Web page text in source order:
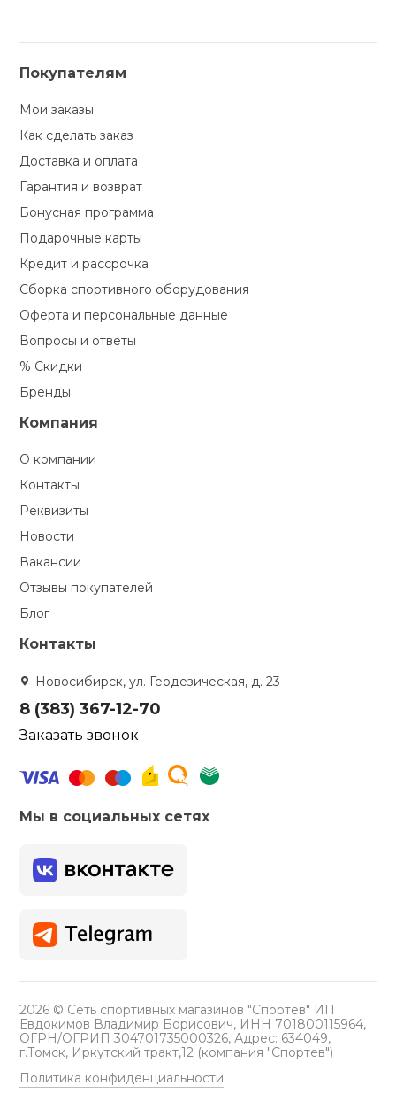
Покупателям
Мои заказы
Как сделать заказ
Доставка и оплата
Гарантия и возврат
Бонусная программа
Подарочные карты
Кредит и рассрочка
Сборка спортивного оборудования
Оферта и персональные данные
Вопросы и ответы
% Скидки
Бренды
Компания
О компании
Контакты
Реквизиты
Новости
Вакансии
Отзывы покупателей
Блог
Контакты
Новосибирск, ул. Геодезическая, д. 23
8 (383) 367-12-70
Заказать звонок
Мы в социальных сетях
2026 © Сеть спортивных магазинов "Спортев" ИП
Евдокимов Владимир Борисович, ИНН 701800115964,
ОГРН/ОГРИП 304701735000326, Адрес: 634049,
г.Томск, Иркутский тракт,12 (компания "Спортев")
Политика конфиденциальности